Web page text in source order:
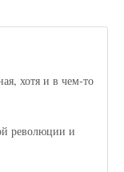
хотя и в чем-то
революции и